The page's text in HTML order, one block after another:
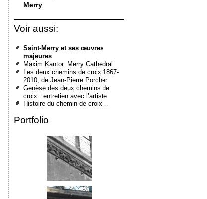
Merry
Voir aussi:
Saint-Merry et ses œuvres
majeures
Maxim Kantor. Merry Cathedral
Les deux chemins de croix 1867-
2010, de Jean-Pierre Porcher
Genèse des deux chemins de
croix : entretien avec l’artiste
Histoire du chemin de croix…
Portfolio